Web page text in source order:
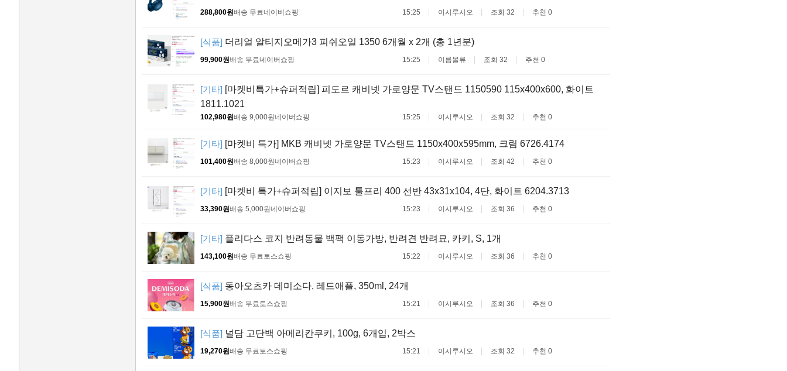
288,800원배송 무료네이버쇼핑 15:25 이시루시오 조회 32 추천 0
[식품] 더리얼 알티지오메가3 피쉬오일 1350 6개월 x 2개 (총 1년분)
99,900원배송 무료네이버쇼핑 15:25 이름몰류 조회 32 추천 0
[기타] [마켓비특가+슈퍼적립] 피도르 캐비넷 가로양문 TV스탠드 1150590 115x400x600, 화이트
1811.1021
102,980원배송 9,000원네이버쇼핑 15:25 이시루시오 조회 32 추천 0
[기타] [마켓비 특가] MKB 캐비넷 가로양문 TV스탠드 1150x400x595mm, 크림 6726.4174
101,400원배송 8,000원네이버쇼핑 15:23 이시루시오 조회 42 추천 0
[기타] [마켓비 특가+슈퍼적립] 이지보 툴프리 400 선반 43x31x104, 4단, 화이트 6204.3713
33,390원배송 5,000원네이버쇼핑 15:23 이시루시오 조회 36 추천 0
[기타] 플리다스 코지 반려동물 백팩 이동가방, 반려견 반려묘, 카키, S, 1개
143,100원배송 무료토스쇼핑 15:22 이시루시오 조회 36 추천 0
[식품] 동아오츠카 데미소다, 레드애플, 350ml, 24개
15,900원배송 무료토스쇼핑 15:21 이시루시오 조회 36 추천 0
[식품] 널담 고단백 아메리칸쿠키, 100g, 6개입, 2박스
19,270원배송 무료토스쇼핑 15:21 이시루시오 조회 32 추천 0